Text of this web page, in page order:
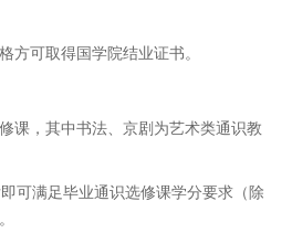
方可取得国学院结业证书。
课，其中书法、京剧为艺术类通识教
可满足毕业通识选修课学分要求（除